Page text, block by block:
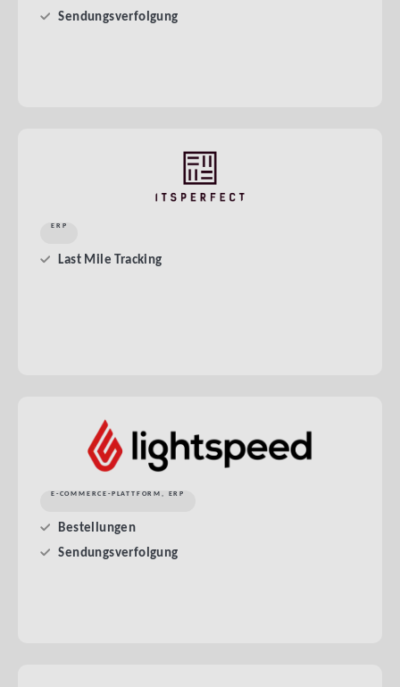
Sendungsverfolgung
ERP
Last Mile Tracking
E-COMMERCE-PLATTFORM, ERP
Bestellungen
Sendungsverfolgung